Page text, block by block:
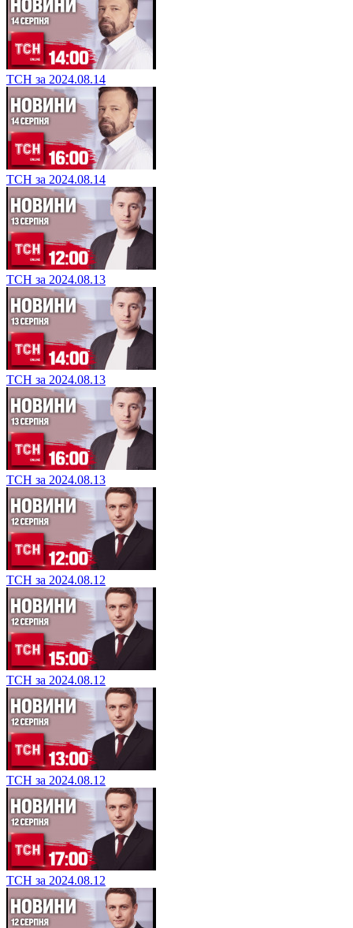
ТСН за 2024.08.14
ТСН за 2024.08.14
ТСН за 2024.08.13
ТСН за 2024.08.13
ТСН за 2024.08.13
ТСН за 2024.08.12
ТСН за 2024.08.12
ТСН за 2024.08.12
ТСН за 2024.08.12